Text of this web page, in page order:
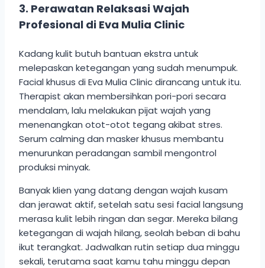
3. Perawatan Relaksasi Wajah
Profesional di Eva Mulia Clinic
Kadang kulit butuh bantuan ekstra untuk
melepaskan ketegangan yang sudah menumpuk.
Facial khusus di Eva Mulia Clinic dirancang untuk itu.
Therapist akan membersihkan pori-pori secara
mendalam, lalu melakukan pijat wajah yang
menenangkan otot-otot tegang akibat stres.
Serum calming dan masker khusus membantu
menurunkan peradangan sambil mengontrol
produksi minyak.
Banyak klien yang datang dengan wajah kusam
dan jerawat aktif, setelah satu sesi facial langsung
merasa kulit lebih ringan dan segar. Mereka bilang
ketegangan di wajah hilang, seolah beban di bahu
ikut terangkat. Jadwalkan rutin setiap dua minggu
sekali, terutama saat kamu tahu minggu depan